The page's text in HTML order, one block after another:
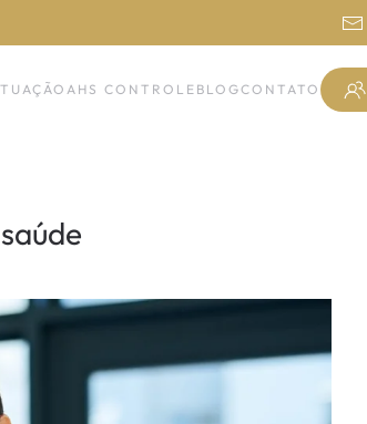
AHS CONTROLE BLOGCONTATO